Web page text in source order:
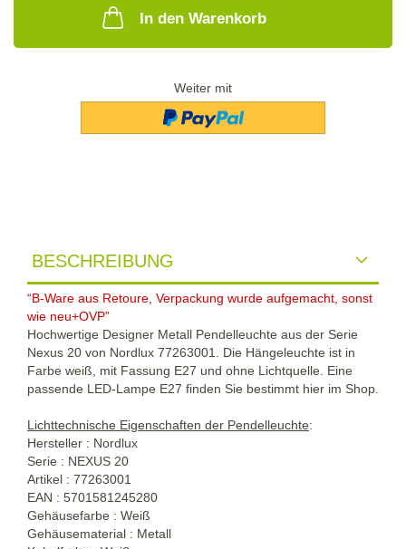
In den Warenkorb
Weiter mit
BESCHREIBUNG
“B-Ware aus Retoure, Verpackung wurde aufgemacht, sonst
wie neu+OVP”
Hochwertige Designer Metall Pendelleuchte aus der Serie
Nexus 20 von Nordlux 77263001. Die Hängeleuchte ist in
Farbe weiß, mit Fassung E27 und ohne Lichtquelle. Eine
passende LED-Lampe E27 finden Sie bestimmt hier im Shop.
Lichttechnische Eigenschaften der Pendelleuchte:
Hersteller : Nordlux
Serie : NEXUS 20
Artikel : 77263001
EAN : 5701581245280
Gehäusefarbe : Weiß
Gehäusematerial : Metall